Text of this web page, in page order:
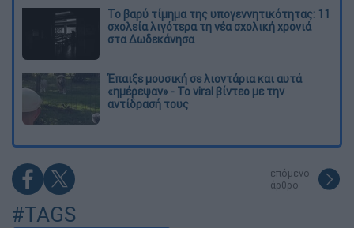
Το βαρύ τίμημα της υπογεννητικότητας: 11
σχολεία λιγότερα τη νέα σχολική χρονιά
στα Δωδεκάνησα
Έπαιξε μουσική σε λιοντάρια και αυτά
«ημέρεψαν» - Το viral βίντεο με την
αντίδρασή τους
επόμενο
άρθρο
#TAGS